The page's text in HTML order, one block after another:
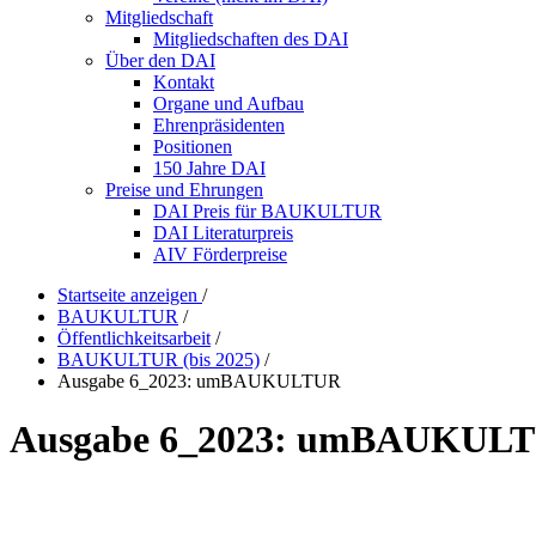
Mitgliedschaft
Mitgliedschaften des DAI
Über den DAI
Kontakt
Organe und Aufbau
Ehrenpräsidenten
Positionen
150 Jahre DAI
Preise und Ehrungen
DAI Preis für BAUKULTUR
DAI Literaturpreis
AIV Förderpreise
Startseite anzeigen /
BAUKULTUR /
Öffentlichkeitsarbeit /
BAUKULTUR (bis 2025) /
Ausgabe 6_2023: umBAUKULTUR
Ausgabe 6_2023: